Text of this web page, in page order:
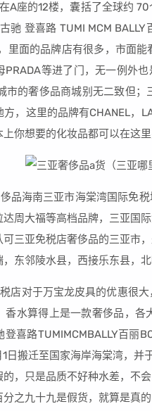
A座的12楼，囊括了全球约
驰 登喜路 TUMI MCM
里面的品牌店有很多，市面
等进了门，无一例外
市的奢侈品商城别无二致但
，这里的品牌有CHANEL，
你想要的化妆品都可以在这里
品海南三亚市海棠湾国际免
周大福等高档品牌，三亚国
三亚免税店奢侈品的三亚市
东邻陵水县，西接乐东县，北
店对于万宝龙皮具的优惠很
香水算得上是一款奢侈品，
登喜路TUMIMCMBALLY百丽
日搬迁至国家海岸海棠湾，
，只是品质不好种水差，不
之九十九是假货，就算是真